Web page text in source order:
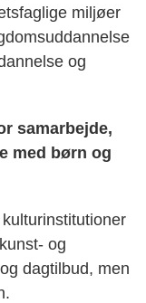
miljøer
og
samarbejde,
med børn og
og
dagtilbud, men